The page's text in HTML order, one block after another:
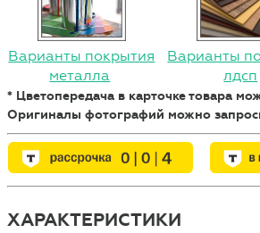
Варианты покрытия
металла
Варианты
лдсп
* Цветопередача в карточке товара
Оригиналы фотографий можно
ХАРАКТЕРИСТИКИ